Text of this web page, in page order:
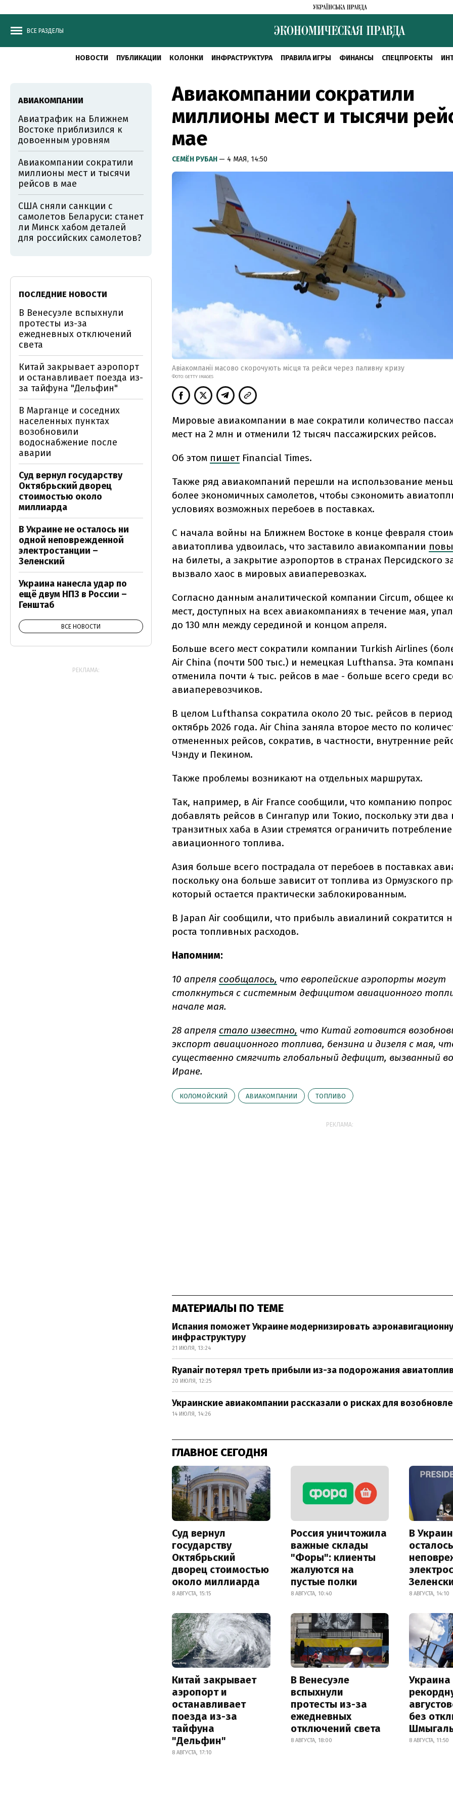
ВСЕ РАЗДЕЛЫ
НОВОСТИ ПУБЛИКАЦИИ КОЛОНКИ ИНФРАСТРУКТУРА ПРАВИЛА ИГРЫ ФИНАНСЫ СПЕЦПРОЕКТЫ
Авиакомпании сократили
миллионы мест и тысячи
мае
СЕМЁН РУБАН — 4 МАЯ, 14:50
Авіакомпанії масово скорочують місця та рейси через паливну кризу
ФОТО: GETTY IMAGES
Мировые авиакомпании в мае сократили количество
мест на 2 млн и отменили 12 тысяч пассажирских рейсов.
Об этом пишет Financial Times.
Также ряд авиакомпаний перешли на использование
более экономичных самолетов, чтобы сэкономить
условиях возможных перебоев в поставках.
С начала войны на Ближнем Востоке в конце февраля
авиатоплива удвоилась, что заставило авиакомпании
на билеты, а закрытие аэропортов в странах Персидского
вызвало хаос в мировых авиаперевозках.
Согласно данным аналитической компании Circum, общее
мест, доступных на всех авиакомпаниях в течение мая,
до 130 млн между серединой и концом апреля.
Больше всего мест сократили компании Turkish Airlines
Air China (почти 500 тыс.) и немецкая Lufthansa. Эта
отменила почти 4 тыс. рейсов в мае - больше всего среди
авиаперевозчиков.
В целом Lufthansa сократила около 20 тыс. рейсов в
октябрь 2026 года. Air China заняла второе место по
отмененных рейсов, сократив, в частности, внутренние
Чэнду и Пекином.
Также проблемы возникают на отдельных маршрутах.
Так, например, в Air France сообщили, что компанию
добавлять рейсов в Сингапур или Токио, поскольку эти два
транзитных хаба в Азии стремятся ограничить потребление
авиационного топлива.
Азия больше всего пострадала от перебоев в поставках
поскольку она больше зависит от топлива из Ормузского
который остается практически заблокированным.
В Japan Air сообщили, что прибыль авиалиний сократится
роста топливных расходов.
Напомним:
10 апреля сообщалось, что европейские аэропорты могут
столкнуться с системным дефицитом авиационного
начале мая.
28 апреля стало известно, что Китай готовится
экспорт авиационного топлива, бензина и дизеля с мая,
существенно смягчить глобальный дефицит, вызванный
Иране.
КОЛОМОЙСКИЙ АВИАКОМПАНИИ ТОПЛИВО
РЕКЛАМА:
МАТЕРИАЛЫ ПО ТЕМЕ
Испания поможет Украине модернизировать
инфраструктуру
21 ИЮЛЯ, 13:24
Ryanair потерял треть прибыли из-за подорожания
20 ИЮЛЯ, 12:25
Украинские авиакомпании рассказали о рисках для
14 ИЮЛЯ, 14:26
ГЛАВНОЕ СЕГОДНЯ
Суд вернул
государству
Октябрьский
дворец стоимостью
около миллиарда
8 АВГУСТА, 15:15
Россия уничтожила
важные склады
"Форы": клиенты
жалуются на
пустые полки
8 АВГУСТА, 10:40
В
8 АВГУСТА, 14:10
Китай закрывает
аэропорт и
останавливает
поезда из-за
тайфуна
"Дельфин"
8 АВГУСТА, 17:10
В Венесуэле
вспыхнули
протесты из-за
ежедневных
отключений света
8 АВГУСТА, 18:00
без
8 АВГУСТА, 11:50
АВИАКОМПАНИИ
Авиатрафик на Ближнем
Востоке приблизился к
довоенным уровням
Авиакомпании сократили
миллионы мест и тысячи
рейсов в мае
США сняли санкции с
самолетов Беларуси: станет
ли Минск хабом деталей
для российских самолетов?
ПОСЛЕДНИЕ НОВОСТИ
В Венесуэле вспыхнули
протесты из-за
ежедневных отключений
света
Китай закрывает аэропорт
и останавливает поезда из-
за тайфуна "Дельфин"
В Марганце и соседних
населенных пунктах
возобновили
водоснабжение после
аварии
Суд вернул государству
Октябрьский дворец
стоимостью около
миллиарда
В Украине не осталось ни
одной неповрежденной
электростанции –
Зеленский
Украина нанесла удар по
ещё двум НПЗ в России –
Генштаб
ВСЕ НОВОСТИ
РЕКЛАМА: